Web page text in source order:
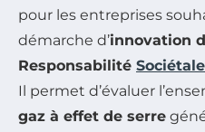
pour les entreprises
démarche d’innovation
Responsabilité
Il permet d’évaluer
gaz à effet de serre